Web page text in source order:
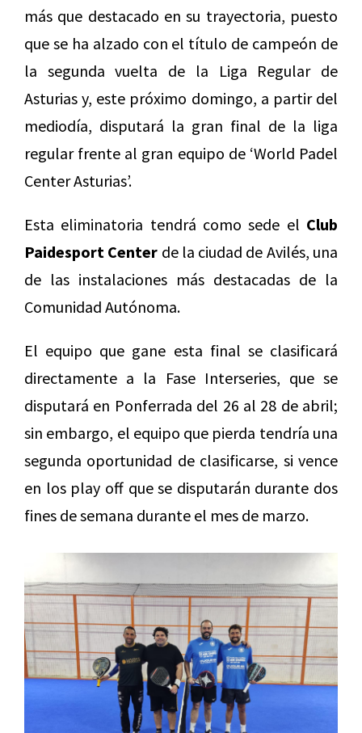
más que destacado en su trayectoria, puesto
que se ha alzado con el título de campeón de
la segunda vuelta de la Liga Regular de
Asturias y, este próximo domingo, a partir del
mediodía, disputará la gran final de la liga
regular frente al gran equipo de ‘World Padel
Center Asturias’.
Esta eliminatoria tendrá como sede el Club
Paidesport Center de la ciudad de Avilés, una
de las instalaciones más destacadas de la
Comunidad Autónoma.
El equipo que gane esta final se clasificará
directamente a la Fase Interseries, que se
disputará en Ponferrada del 26 al 28 de abril;
sin embargo, el equipo que pierda tendría una
segunda oportunidad de clasificarse, si vence
en los play off que se disputarán durante dos
fines de semana durante el mes de marzo.